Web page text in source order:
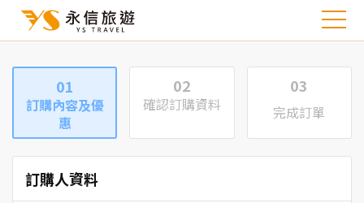
01
訂購內容及優
惠
02
確認訂購資料
03
完成訂單
訂購人資料